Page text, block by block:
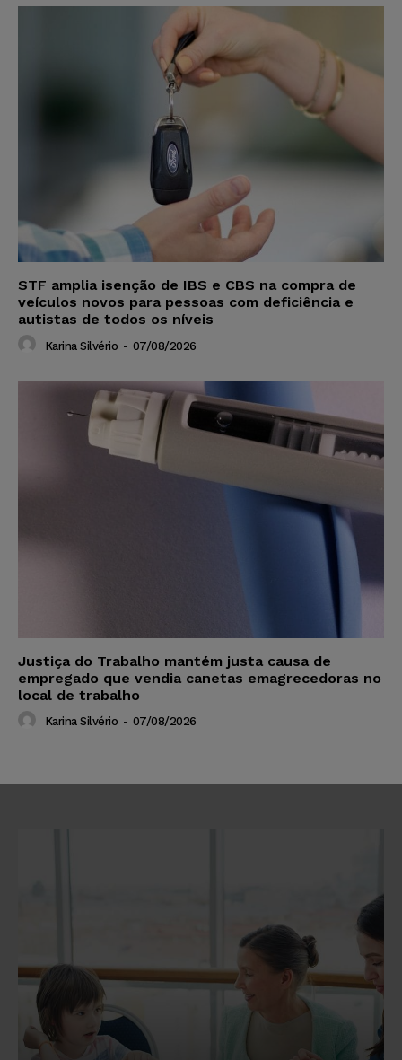
STF amplia isenção de IBS e CBS na compra de
veículos novos para pessoas com deficiência e
autistas de todos os níveis
Karina Silvério - 07/08/2026
Justiça do Trabalho mantém justa causa de
empregado que vendia canetas emagrecedoras no
local de trabalho
Karina Silvério - 07/08/2026